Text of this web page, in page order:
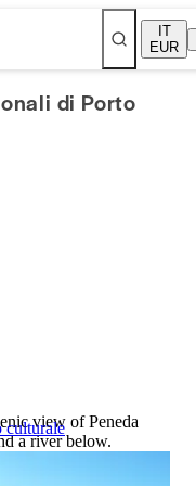
IT
EUR
culturale
di Porto
view of Peneda
a river below.